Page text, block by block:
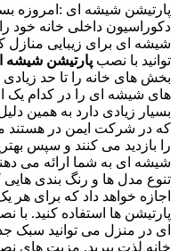
پارتیشن شیشه ای :امروزه
دکوراسیون داخلی خانه خود
شیشه ای برای زیبایی منازل
توانید با نصب پارتیشن شیشه
بخش های خانه را تا حد زیادی
های شیشه ای را در کدام یک
بسیار زیادی دارد به همین
که در شرکت ایمن در هستند
را بازدید می کنند و سپس
شیشه ای به شما ارائه می
تنوع مدل ها و رنگ بندی
اجازه خواهد داد که برای هر
پارتیشن ها استفاده کنید.
ای در منزل می توانید سبک
خانه لذت ببرید. مزیت های